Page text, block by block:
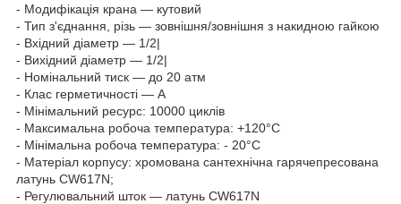
- Модифікація крана — кутовий
- Тип з'єднання, різь — зовнішня/зовнішня з накидною гайкою
- Вхідний діаметр — 1/2|
- Вихідний діаметр — 1/2|
- Номінальний тиск — до 20 атм
- Клас герметичності — А
- Мінімальний ресурс: 10000 циклів
- Максимальна робоча температура: +120°C
- Мінімальна робоча температура: - 20°C
- Матеріал корпусу: хромована сантехнічна гарячепресована
латунь CW617N;
- Регулювальний шток — латунь CW617N